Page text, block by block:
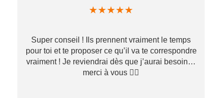
★★★★★
Super conseil ! Ils prennent vraiment le temps
pour toi et te proposer ce qu’il va te correspondre
vraiment ! Je reviendrai dès que j’aurai besoin…
merci à vous ✌🏼